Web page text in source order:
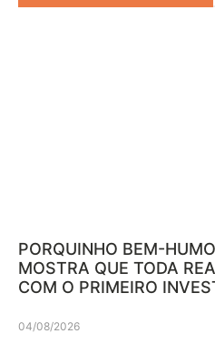
PORQUINHO BEM-
MOSTRA QUE TODA
COM O PRIMEIRO
04/08/2026